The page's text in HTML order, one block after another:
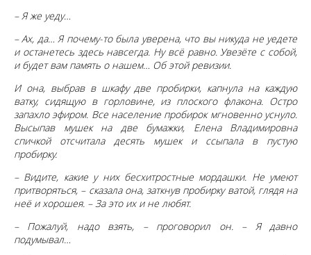
– Я же уеду…
– Ах, да… Я почему-то была уверена, что вы никуда не уедете
и останетесь здесь навсегда. Ну всё равно. Увезёте с собой,
и будет вам память о нашем… Об этой ревизии.
И она, выбрав в шкафу две пробирки, капнула на каждую
ватку, сидящую в горловине, из плоского флакона. Остро
запахло эфиром. Все население пробирок мгновенно уснуло.
Высыпав мушек на две бумажки, Елена Владимировна
спичкой отсчитала десять мушек и ссыпала в пустую
пробирку.
– Видите, какие у них бесхитростные мордашки. Не умеют
притворяться, – сказала она, заткнув пробирку ватой, глядя на
неё и хорошея. – За это их и не любят.
– Пожалуй, надо взять, – проговорил он. – Я давно
подумывал…